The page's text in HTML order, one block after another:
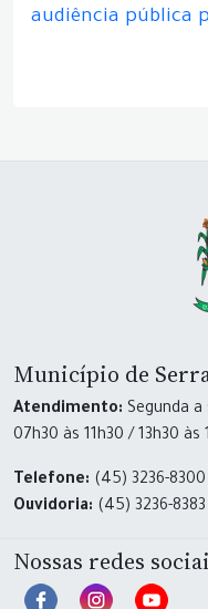
audiência pública
Município de
Atendimento: Segunda
07h30 às 11h30 / 13h30 às
Telefone: (45) 3236-8300
Ouvidoria: (45) 3236-8383
Nossas redes